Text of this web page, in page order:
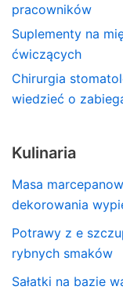
pracowników
Suplementy na
ćwiczących
Chirurgia
wiedzieć o
Kulinaria
Masa
dekorowania
Potrawy z e
rybnych smaków
Sałatki na bazie